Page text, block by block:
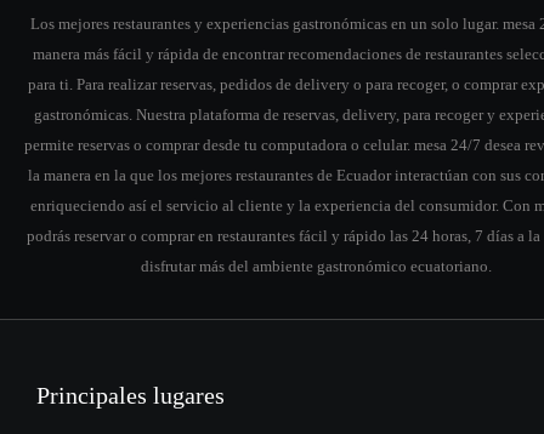
Los mejores restaurantes y experiencias gastronómicas en un solo lugar. mesa
manera más fácil y rápida de encontrar recomendaciones de restaurantes
para ti. Para realizar reservas, pedidos de delivery o para recoger, o comprar
gastronómicas. Nuestra plataforma de reservas, delivery, para recoger y
permite reservas o comprar desde tu computadora o celular. mesa 24/7 desea
la manera en la que los mejores restaurantes de Ecuador interactúan con sus
enriqueciendo así el servicio al cliente y la experiencia del consumidor. Con
podrás reservar o comprar en restaurantes fácil y rápido las 24 horas, 7 días a la
disfrutar más del ambiente gastronómico ecuatoriano.
Principales lugares